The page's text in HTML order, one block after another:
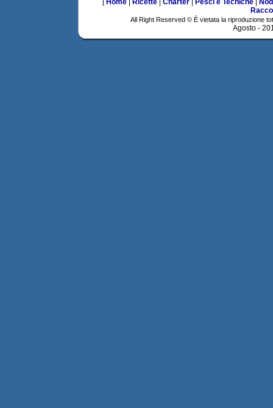
Home| Ricette| Charter| Pesci e Tecniche|
All Right Reserved © È vietata la riproduzione
Agosto -